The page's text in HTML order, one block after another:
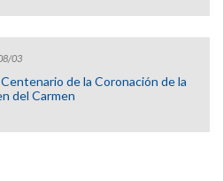
03
de la Coronación de la
del Carmen